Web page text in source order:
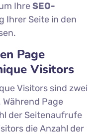
IhreSEO-
Ihrer Seite in den
Page
Visitors
Visitors sind zwei
Page
der Seitenaufrufe
die Anzahl der